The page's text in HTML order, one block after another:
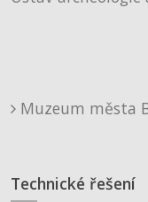
Muzeum města
Technické řešení